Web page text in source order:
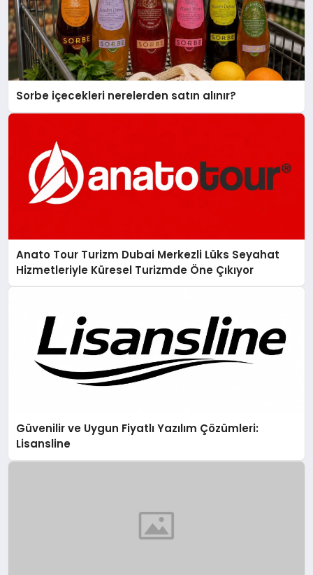
Sorbe içecekleri nerelerden satın alınır?
Anato Tour Turizm Dubai Merkezli Lüks Seyahat
Hizmetleriyle Küresel Turizmde Öne Çıkıyor
Güvenilir ve Uygun Fiyatlı Yazılım Çözümleri:
Lisansline